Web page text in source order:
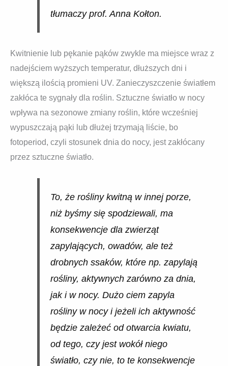
tłumaczy prof. Anna Kołton.
Kwitnienie lub pękanie pąków zwykle ma miejsce wraz z
nadejściem wyższych temperatur, dłuższych dni i
większą ilością promieni UV. Zanieczyszczenie światłem
zakłóca te sygnały dla roślin. Sztuczne światło w nocy
wpływa na sezonowe zmiany roślin, które wcześniej
wypuszczają pąki lub dłużej trzymają liście, bo
fotoperiod, czyli stosunek dnia do nocy, jest zakłócany
przez sztuczne światło.
To, że rośliny kwitną w innej porze,
niż byśmy się spodziewali, ma
konsekwencje dla zwierząt
zapylających, owadów, ale też
drobnych ssaków, które np. zapylają
rośliny, aktywnych zarówno za dnia,
jak i w nocy. Dużo ciem zapyla
rośliny w nocy i jeżeli ich aktywność
będzie zależeć od otwarcia kwiatu,
od tego, czy jest wokół niego
światło, czy nie, to te konsekwencje